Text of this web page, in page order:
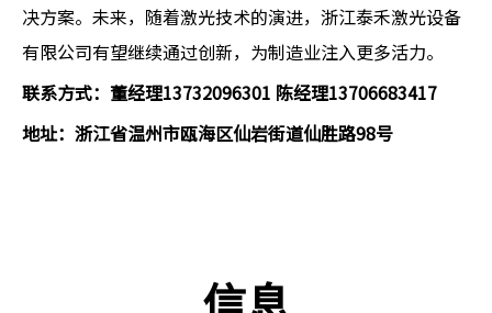
决方案。未来，随着激光技术的演进，浙江泰禾激光设备
有限公司有望继续通过创新，为制造业注入更多活力。
联系方式：董经理13732096301 陈经理13706683417
地址：浙江省温州市瓯海区仙岩街道仙胜路98号